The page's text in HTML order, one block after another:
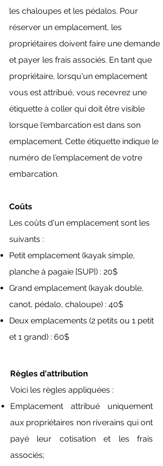
les chaloupes et les pédalos. Pour
réserver un emplacement, les
propriétaires doivent faire une demande
et payer les frais associés. En tant que
propriétaire, lorsqu'un emplacement
vous est attribué, vous recevrez une
étiquette à coller qui doit être visible
lorsque l'embarcation est dans son
emplacement. Cette étiquette indique le
numéro de l'emplacement de votre
embarcation.
Coûts
Les coûts d'un emplacement sont les
suivants :
Petit emplacement (kayak simple,
planche à pagaie [SUP]) : 20$
Grand emplacement (kayak double,
canot, pédalo, chaloupe) : 40$
Deux emplacements (2 petits ou 1 petit
et 1 grand) : 60$
Règles d'attribution
Voici les règles appliquées :
Emplacement attribué uniquement
aux propriétaires non riverains qui ont
payé leur cotisation et les frais
associés;